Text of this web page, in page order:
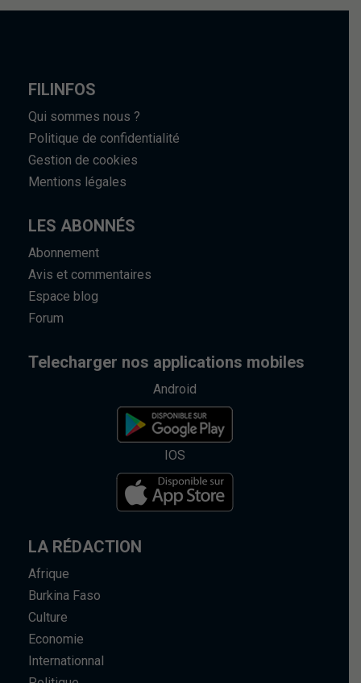
FILINFOS
Qui sommes nous ?
Politique de confidentialité
Gestion de cookies
Mentions légales
LES ABONNÉS
Abonnement
Avis et commentaires
Espace blog
Forum
Telecharger nos applications mobiles
Android
IOS
LA RÉDACTION
Afrique
Burkina Faso
Culture
Economie
Internationnal